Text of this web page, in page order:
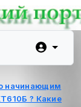
начинающим
? Какие